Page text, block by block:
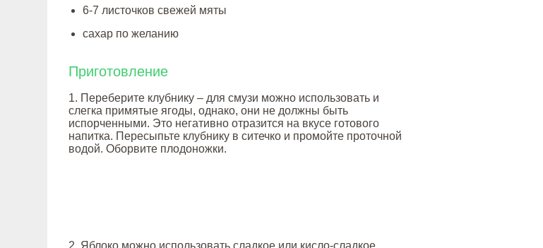
6-7 листочков свежей мяты
сахар по желанию
Приготовление
1. Переберите клубнику – для смузи можно использовать и
слегка примятые ягоды, однако, они не должны быть
испорченными. Это негативно отразится на вкусе готового
напитка. Пересыпьте клубнику в ситечко и промойте проточной
водой. Оборвите плодоножки.
2. Яблоко можно использовать сладкое или кисло-сладкое.